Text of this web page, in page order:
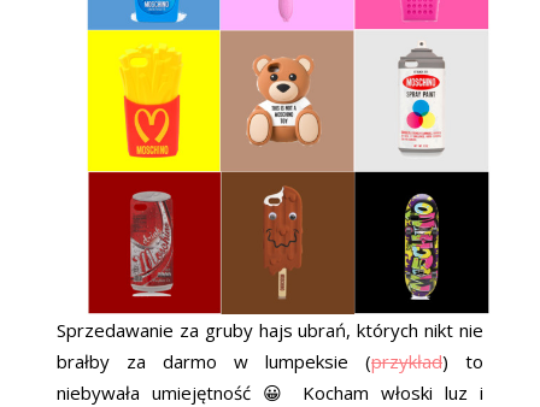
Sprzedawanie za gruby hajs ubrań, których nikt nie
brałby za darmo w lumpeksie (przykład) to
niebywała umiejętność 😀 Kocham włoski luz i